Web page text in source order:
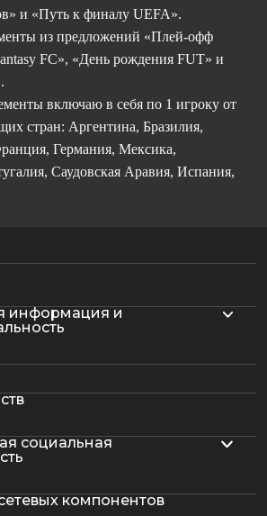
и «Путь к финалу UEFA».
из предложений «Плей-офф
FC», «День рождения FUT» и
включаю в себя по 1 игроку от
стран: Аргентина, Бразилия,
Германия, Мексика,
Саудовская Аравия, Испания,
информация и
социальная
компонентов